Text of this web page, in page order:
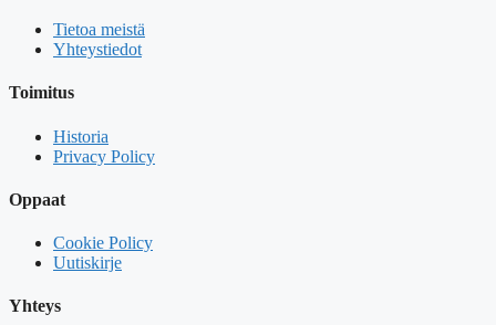
Tietoa meistä
Yhteystiedot
Toimitus
Historia
Privacy Policy
Oppaat
Cookie Policy
Uutiskirje
Yhteys